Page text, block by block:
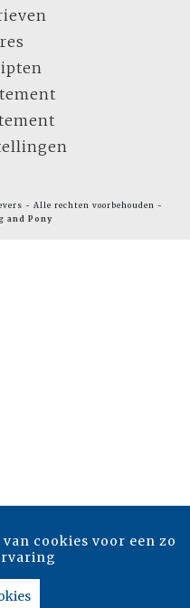
- Alle rechten voorbehouden -
and Pony
cookies voor een zo